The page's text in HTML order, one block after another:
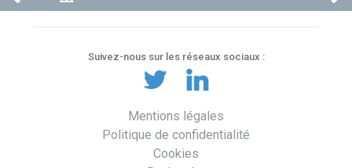
Suivez-nous sur les réseaux sociaux :
Mentions légales
Politique de confidentialité
Cookies